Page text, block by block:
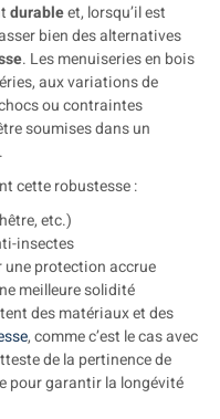
durableet, lorsqu’il est
bien des alternatives
. Les menuiseries en bois
aux variations de
ou contraintes
soumises dans un
cette robustesse :
etc.)
insectes
protection accrue
meilleure solidité
des matériaux et des
, comme c’est le cas avec
de la pertinence de
pour garantir la longévité